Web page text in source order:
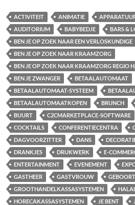
ACTIVITEIT ANIMATIE
AUDITORIUM
BABYBEDJE
BARS &
BEN JE OP ZOEK NAAR EEN VERLOSKUNDIGE
BEN JE OP ZOEK NAAR KRAAMZORG
BEN JE OP ZOEK NAAR KRAAMZORG REGIO
BEN JE ZWANGER
BETAALAUTOMAAT
BETAALAUTOMAAT-SYSTEEM
BETAALAUTOMAATKOPEN
BRUNCH
BUURT
C2CMARKETPLACE-SOFTWARE
COCKTAILS
CONFERENTIECENTRA
DAGVOORZITTER
DANS
DRANKJES
DRUKWERK
E-
ENTERTAINMENT
EVENEMENT
GASTHEER
GASTVROUW
GROOTHANDELKASSASYSTEMEN
HORECAKASSASYSTEMEN
JE BENT